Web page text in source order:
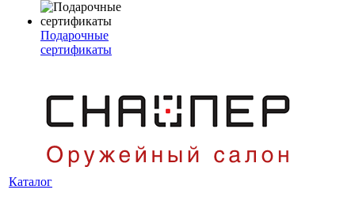
Подарочные
сертификаты
Каталог